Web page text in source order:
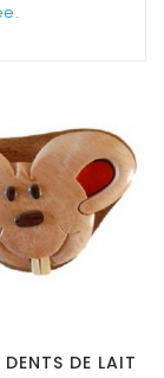
DE LAIT